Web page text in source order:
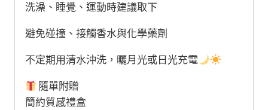
洗澡、睡覺、運動時建議取下
避免碰撞、接觸香水與化學藥劑
不定期用清水沖洗，曬月光或日光充電
隨單附贈
簡約質感禮盒